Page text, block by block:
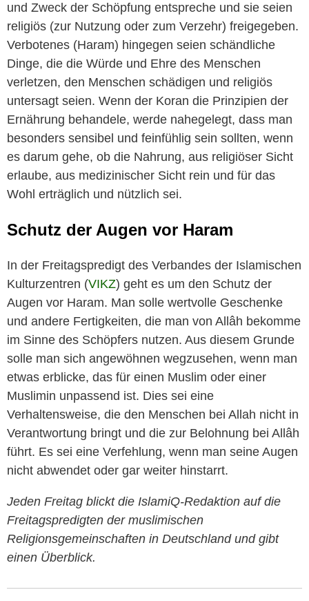
‎und Zweck der Schöpfung entspreche und sie seien
‎religiös (zur Nutzung oder zum Verzehr) ‎freigegeben.
Verbotenes (Haram) hingegen seien ‎schändliche
Dinge, die die Würde und Ehre des ‎Menschen
verletzen, den Menschen schädigen und ‎religiös
untersagt seien. Wenn der Koran die Prinzipien der
Ernährung behandele, werde ‎nahegelegt, dass man
besonders sensibel und ‎feinfühlig sein sollten, wenn
es darum gehe, ob ‎die Nahrung, aus religiöser Sicht
erlaube, aus ‎medizinischer Sicht rein und für das
Wohl ‎erträglich und nützlich sei.‎
Schutz der Augen vor Haram
In der Freitagspredigt des Verbandes der Islamischen
Kulturzentren (VIKZ) geht es um den Schutz der
Augen vor Haram. Man solle wertvolle Geschenke
und andere Fertigkeiten, die man von Allâh bekomme
im Sinne des Schöpfers nutzen. Aus diesem Grunde
solle man sich angewöhnen wegzusehen, wenn man
etwas erblicke, das für einen Muslim oder einer
Muslimin unpassend ist. Dies sei eine
Verhaltensweise, die den Menschen bei Allah nicht in
Verantwortung bringt und die zur Belohnung bei Allâh
führt. Es sei eine Verfehlung, wenn man seine Augen
nicht abwendet oder gar weiter hinstarrt.
Jeden Freitag blickt die IslamiQ-Redaktion auf die
Freitagspredigten der muslimischen
Religionsgemeinschaften in Deutschland und gibt
einen Überblick.